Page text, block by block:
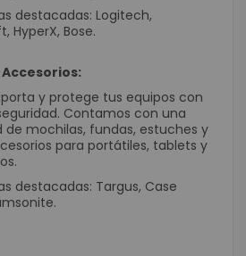
destacadas: Logitech,
HyperX, Bose.
y protege tus equipos con
Contamos con una
de mochilas, fundas, estuches y
para portátiles, tablets y
destacadas: Targus, Case